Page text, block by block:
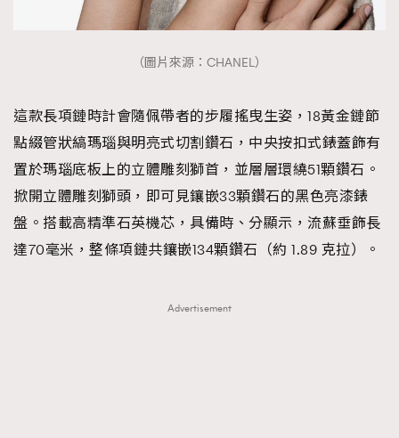
（圖片來源：CHANEL）
這款長項鏈時計會隨佩帶者的步履搖曳生姿，18黃金鏈節
點綴管狀縞瑪瑙與明亮式切割鑽石，中央按扣式錶蓋飾有
置於瑪瑙底板上的立體雕刻獅首，並層層環繞51顆鑽石。
掀開立體雕刻獅頭，即可見鑲嵌33顆鑽石的黑色亮漆錶
盤。搭載高精準石英機芯，具備時、分顯示，流蘇垂飾長
達70毫米，整條項鏈共鑲嵌134顆鑽石（約 1.89 克拉）。
Advertisement